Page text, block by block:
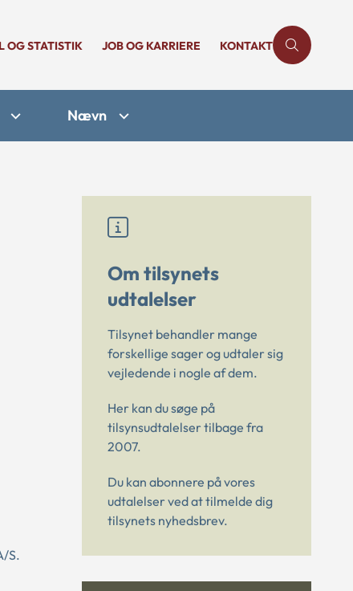
OG STATISTIK JOB OG KARRIERE KONTAKT
Nævn
S.
Om tilsynets
udtalelser
Tilsynet behandler mange
forskellige sager og udtaler sig
vejledende i nogle af dem.
Her kan du søge på
tilsynsudtalelser tilbage fra
2007.
Du kan abonnere på vores
udtalelser ved at tilmelde dig
tilsynets nyhedsbrev.